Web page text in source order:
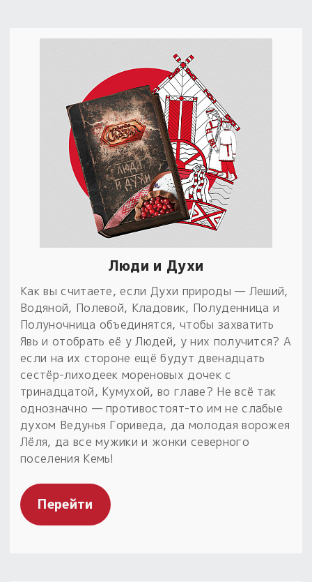
Люди и Духи
Как вы считаете, если Духи природы — Леший,
Водяной, Полевой, Кладовик, Полуденница и
Полуночница объединятся, чтобы захватить
Явь и отобрать её у Людей, у них получится? А
если на их стороне ещё будут двенадцать
сестёр-лиходеек мореновых дочек с
тринадцатой, Кумухой, во главе? Не всё так
однозначно — противостоят-то им не слабые
духом Ведунья Гориведа, да молодая ворожея
Лёля, да все мужики и жонки северного
поселения Кемь!
Перейти